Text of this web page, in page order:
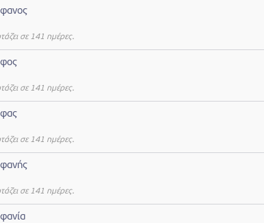
σε 141 ημέρες.
σε 141 ημέρες.
σε 141 ημέρες.
σε 141 ημέρες.